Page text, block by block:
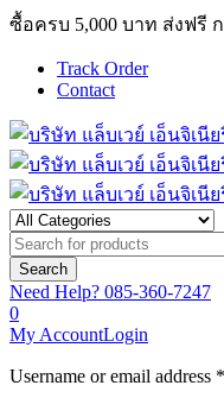
ซื้อครบ 5,000 บาท ส่งฟรี
Track Order
Contact
Need Help? 085-360-7247
0
My AccountLogin
Username or email address *